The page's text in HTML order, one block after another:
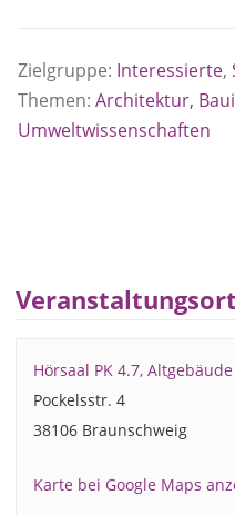
Zielgruppe: Interessierte,
Themen: Architektur,
Umweltwissenschaften
Veranstaltungsort
Hörsaal PK 4.7, Altgebäude
Pockelsstr. 4
38106 Braunschweig
Karte bei Google Maps